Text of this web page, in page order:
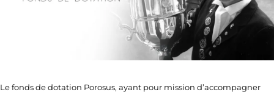
Le fonds de dotation Porosus, ayant pour mission d’accompagner